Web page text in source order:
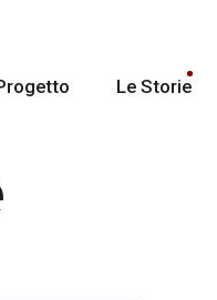
Le Storie